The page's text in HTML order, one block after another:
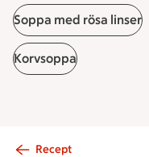
Soppa med rösa linser
Korvsoppa
Recept